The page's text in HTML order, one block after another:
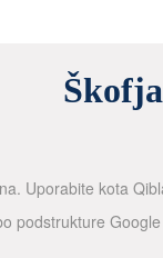
Uporabite kota
podstrukture